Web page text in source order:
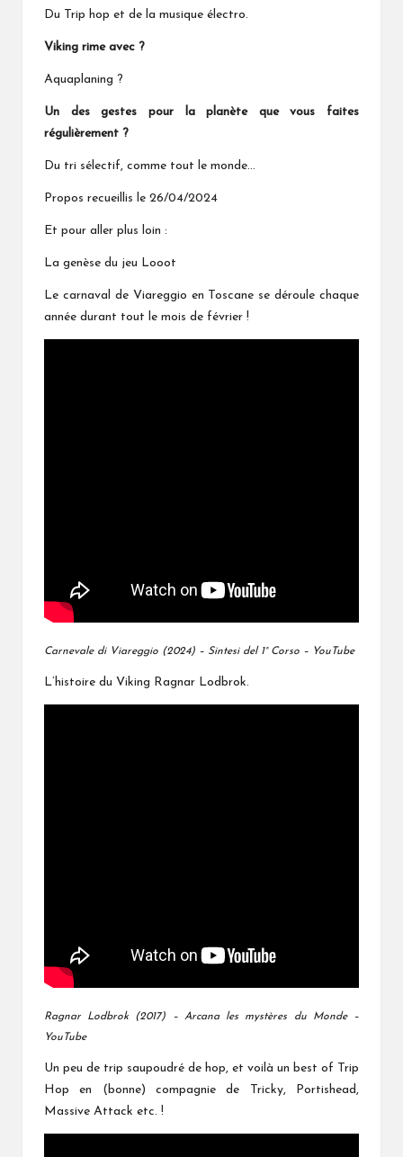
Du Trip hop et de la musique électro.
Viking rime avec ?
Aquaplaning ?
Un des gestes pour la planète que vous faites
régulièrement ?
Du tri sélectif, comme tout le monde…
Propos recueillis le 26/04/2024
Et pour aller plus loin :
La genèse du jeu Looot
Le carnaval de Viareggio en Toscane se déroule chaque
année durant tout le mois de février !
Carnevale di Viareggio (2024) – Sintesi del 1° Corso – YouTube
L’histoire du Viking Ragnar Lodbrok.
Ragnar Lodbrok (2017) – Arcana les mystères du Monde –
YouTube
Un peu de trip saupoudré de hop, et voilà un best of Trip
Hop en (bonne) compagnie de Tricky, Portishead,
Massive Attack etc. !